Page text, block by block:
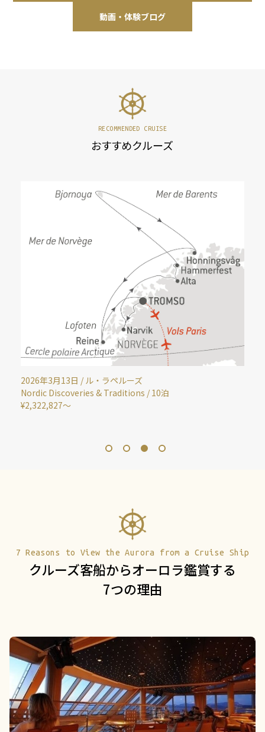
動画・体験ブログ
RECOMMENDED CRUISE
おすすめクルーズ
2025年11月7日 / クイーン・メリー2
Norway And Northern Lights / 12泊
¥412,433～
1 2 3 4
7 Reasons to View the Aurora from a Cruise Ship
クルーズ客船からオーロラ鑑賞する
7つの理由